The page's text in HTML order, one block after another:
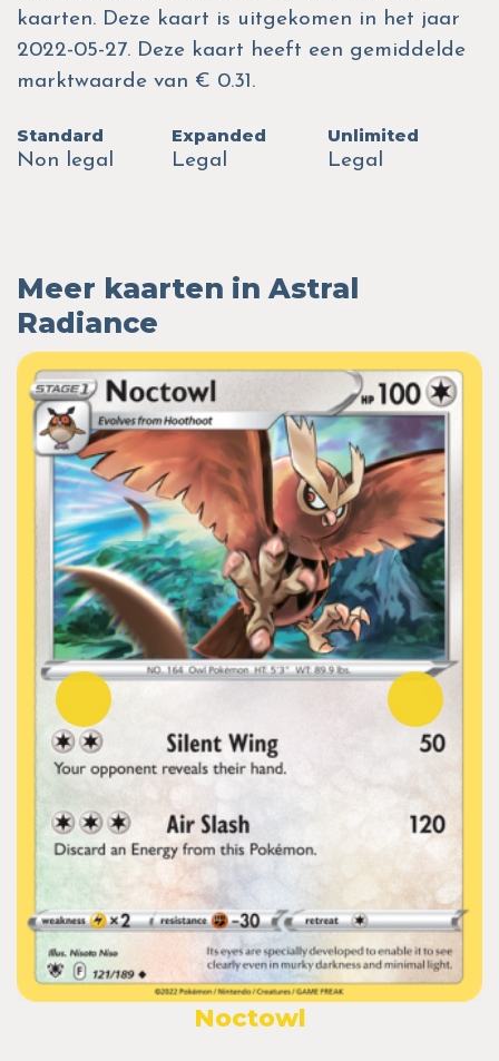
kaarten. Deze kaart is uitgekomen in het jaar
2022-05-27. Deze kaart heeft een gemiddelde
marktwaarde van € 0.31.
Standard
Non legal
Expanded
Legal
Unlimited
Legal
Meer kaarten in Astral
Radiance
Noctowl